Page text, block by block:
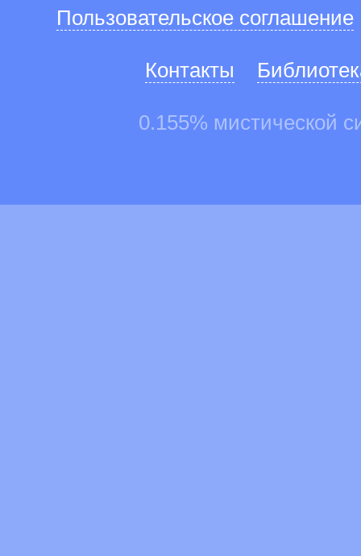
Пользовательское соглашение
Контакты
0.155% мистической